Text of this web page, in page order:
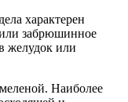
характерен
забрюшинное
желудок или
Наиболее